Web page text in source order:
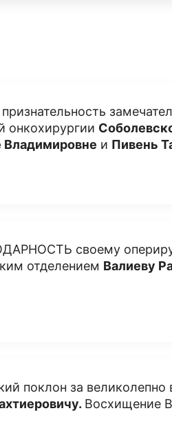
онкохирургии
Владимировне и Пивень
своему
отделением Валиеву
поклон за
Восхищение